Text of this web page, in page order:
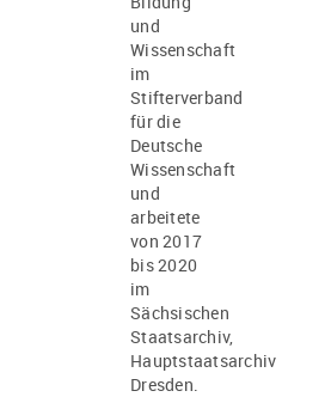
und
Wissenschaft
im
Stifterverband
für die
Deutsche
Wissenschaft
und
arbeitete
von 2017
bis 2020
im
Sächsischen
Staatsarchiv,
Hauptstaatsarchiv
Dresden.